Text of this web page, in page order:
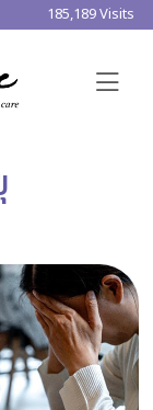
185,189 Visits